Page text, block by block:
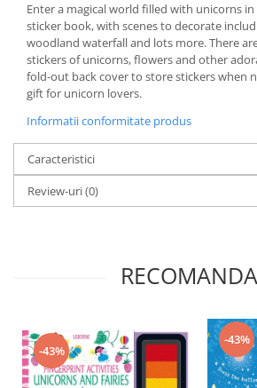
Enter a magical world filled with unicorns
sticker book, with scenes to decorate
woodland waterfall and lots more. There
stickers of unicorns, flowers and other
fold-out back cover to store stickers when
gift for unicorn lovers.
Informatii conformitate produs
Caracteristici
Review-uri(0)
-43%
-43%